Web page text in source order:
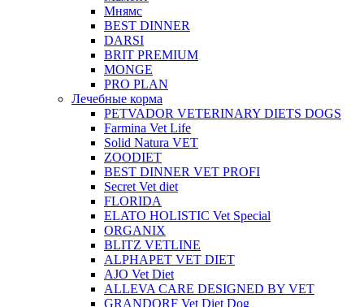
Мнямс
BEST DINNER
DARSI
BRIT PREMIUM
MONGE
PRO PLAN
Лечебные корма
PETVADOR VETERINARY DIETS DOGS
Farmina Vet Life
Solid Natura VET
ZOODIET
BEST DINNER VET PROFI
Secret Vet diet
FLORIDA
ELATO HOLISTIC Vet Special
ORGANIX
BLITZ VETLINE
ALPHAPET VET DIET
AJO Vet Diet
ALLEVA CARE DESIGNED BY VET
GRANDORF Vet Diet Dog